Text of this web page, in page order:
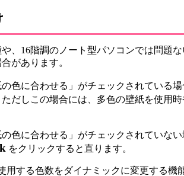
、16階調のノート型パソコンでは問題
があります。
色に合わせる」がチェックされている
だしこの場合には、多色の壁紙を使用
色に合わせる」がチェックされていない
をクリックすると直ります。
用する色数をダイナミックに変更する